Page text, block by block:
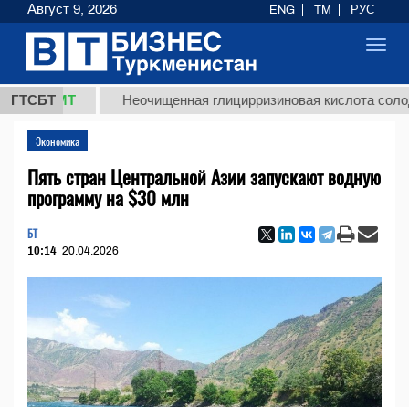
ГТСБТ Неочищенная глицирризиновая кислота
Экономика
Пять стран Центральной Азии запускают водную
программу на $30 млн
БТ
10:14 20.04.2026
Август 9, 2026 ENG TM РУС